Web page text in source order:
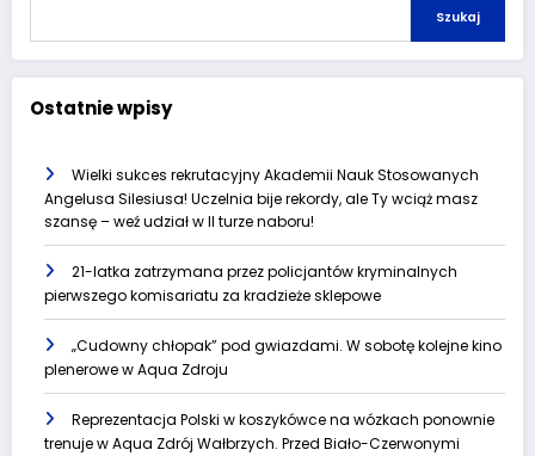
Szukaj
Ostatnie wpisy
Wielki sukces rekrutacyjny Akademii Nauk Stosowanych
Angelusa Silesiusa! Uczelnia bije rekordy, ale Ty wciąż masz
szansę – weź udział w II turze naboru!
21-latka zatrzymana przez policjantów kryminalnych
pierwszego komisariatu za kradzieże sklepowe
„Cudowny chłopak” pod gwiazdami. W sobotę kolejne kino
plenerowe w Aqua Zdroju
Reprezentacja Polski w koszykówce na wózkach ponownie
trenuje w Aqua Zdrój Wałbrzych. Przed Biało-Czerwonymi